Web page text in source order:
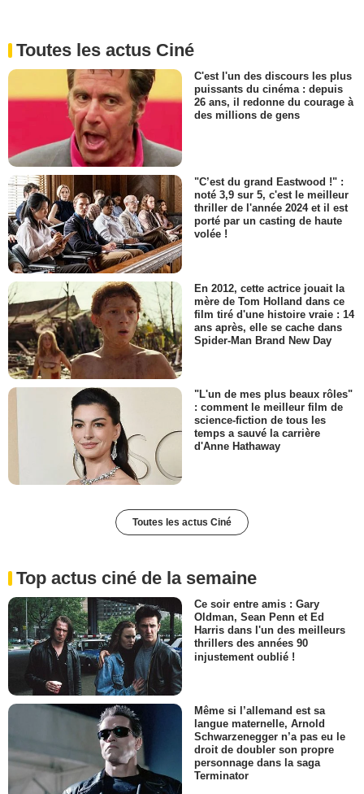
Toutes les actus Ciné
C'est l'un des discours les plus
puissants du cinéma : depuis
26 ans, il redonne du courage à
des millions de gens
"C’est du grand Eastwood !" :
noté 3,9 sur 5, c'est le meilleur
thriller de l'année 2024 et il est
porté par un casting de haute
volée !
En 2012, cette actrice jouait la
mère de Tom Holland dans ce
film tiré d'une histoire vraie : 14
ans après, elle se cache dans
Spider-Man Brand New Day
"L'un de mes plus beaux rôles"
: comment le meilleur film de
science-fiction de tous les
temps a sauvé la carrière
d'Anne Hathaway
Toutes les actus Ciné
Top actus ciné de la semaine
Ce soir entre amis : Gary
Oldman, Sean Penn et Ed
Harris dans l'un des meilleurs
thrillers des années 90
injustement oublié !
Même si l’allemand est sa
langue maternelle, Arnold
Schwarzenegger n’a pas eu le
droit de doubler son propre
personnage dans la saga
Terminator